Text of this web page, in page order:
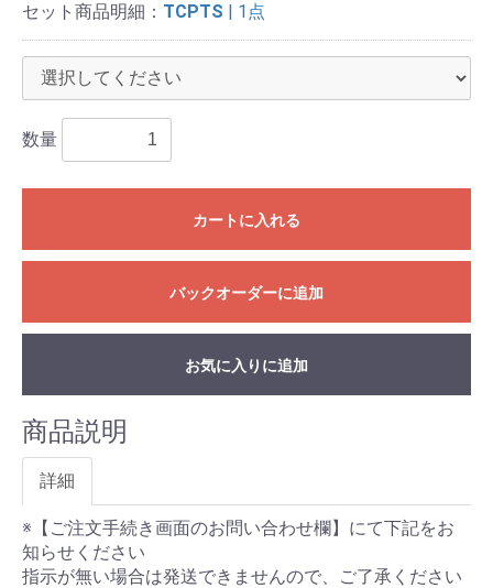
セット商品明細： TCPTS | 1点
数量
カートに入れる
バックオーダーに追加
お気に入りに追加
商品説明
詳細
※【ご注文手続き画面のお問い合わせ欄】にて下記をお
知らせください
指示が無い場合は発送できませんので、ご了承ください